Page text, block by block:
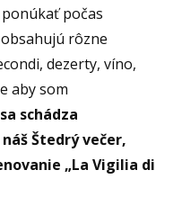
počas
rôzne
dezerty, víno,
aby som
schádza
Štedrý večer,
„La Vigilia di